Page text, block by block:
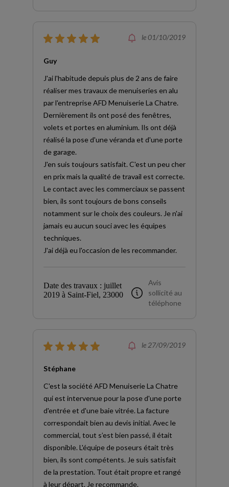
le 01/10/2019
Guy
J'ai l'habitude depuis plus de 2 ans de faire
réaliser mes travaux de menuiseries en alu
par l'entreprise AFD Menuiserie La Chatre.
Dernièrement ils ont posé des fenêtres,
volets et portes en aluminium. Ils ont déjà
réalisé la pose d'une véranda et d'une porte
de garage.
J'en suis toujours satisfait. C'est un peu cher
en prix mais la qualité de travail est correcte.
Le contact avec les commerciaux se passent
bien, ils sont toujours de bons conseils
notamment sur le choix des couleurs. Je n'ai
jamais eu aucun souci avec les équipes
techniques.
J'ai déjà eu l'occasion de les recommander.
Date des travaux : juillet
2019 à Saint-Fiel, 23000
Avis
sollicité au
téléphone
le 27/09/2019
Stéphane
C'est la société AFD Menuiserie La Chatre
qui est intervenue pour la pose d'une porte
d'entrée et d'une baie vitrée. La facture
correspondait bien au devis initial. Avec le
commercial, tout s’est bien passé, il était
disponible. L'équipe de poseurs était très
bien, ils sont compétents. Je suis satisfait
de la prestation. Tout était propre et rangé
à leur départ. Je recommande.